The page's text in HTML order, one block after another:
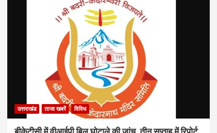
उत्तराखंड ताजा खबरें विविध